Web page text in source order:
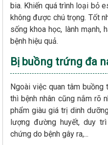
bia. Khiến quá trình loại bỏ
không được chú trọng. Tốt
sống khoa học, lành mạnh,
bệnh hiệu quả.
Bị buồng trứng đa
Ngoài việc quan tâm
thì bệnh nhân cũng nắm rõ
phẩm giàu giá trị dinh
lượng đường huyết, duy
chứng do bệnh gây ra,...